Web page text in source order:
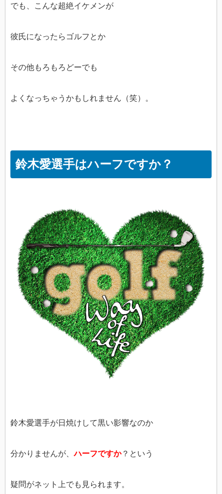
でも、こんな超絶イケメンが
彼氏になったらゴルフとか
その他もろもろどーでも
よくなっちゃうかもしれません（笑）。
鈴木愛選手はハーフですか？
鈴木愛選手が日焼けして黒い影響なのか
分かりませんが、ハーフですか？という
疑問がネット上でも見られます。